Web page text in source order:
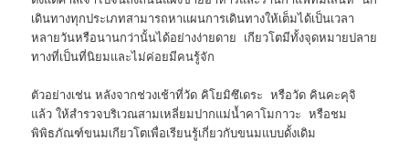
เดินทางทุกประเภทสามารถหาแผนการเดินทางให้เต็มได้เป็นเวลา
หลายวันหรือนานกว่านั้นได้อย่างง่ายดาย เกียวโตมีทั้งจุดหมายปลาย
ทางที่เป็นที่นิยมและไม่ค่อยมีคนรู้จัก
ตัวอย่างเช่น หลังจากช่วงเช้าที่วัด คิโยมิซึเดระ หรือวัด คินคะคุจิ
แล้ว ให้สำรวจบริเวณสามเหลี่ยมปากแม่น้ำคาโมกาวะ หรือชม
พิพิธภัณฑ์ขนมเกียวโตเพื่อเรียนรู้เกี่ยวกับขนมแบบดั้งเดิม